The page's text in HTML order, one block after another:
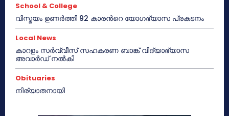
School & College
വിസ്മയം ഉണർത്തി 92 കാരൻറെ യോഗഭ്യാസ പ്രകടനം
Local News
കാറളം സർവ്വീസ് സഹകരണ ബാങ്ക് വിദ്യാഭ്യാസ
അവാർഡ് നൽകി
Obituaries
നിര്യാതനായി